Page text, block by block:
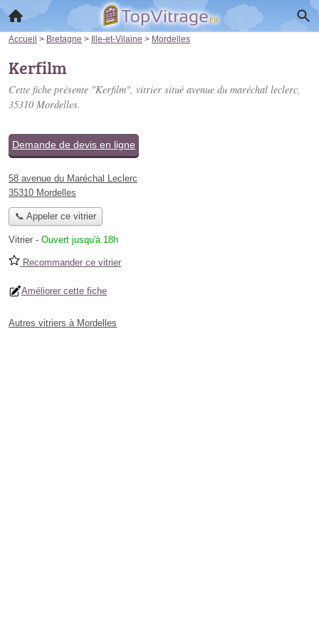
Accueil > Bretagne > Ille-et-Vilaine > Mordelles
Kerfilm
Cette fiche présente "Kerfilm", vitrier situé avenue du maréchal leclerc,
35310 Mordelles.
Demande de devis en ligne
58 avenue du Maréchal Leclerc
35310 Mordelles
📞 Appeler ce vitrier
Vitrier - Ouvert jusqu'à 18h
Recommander ce vitrier
Améliorer cette fiche
Autres vitriers à Mordelles